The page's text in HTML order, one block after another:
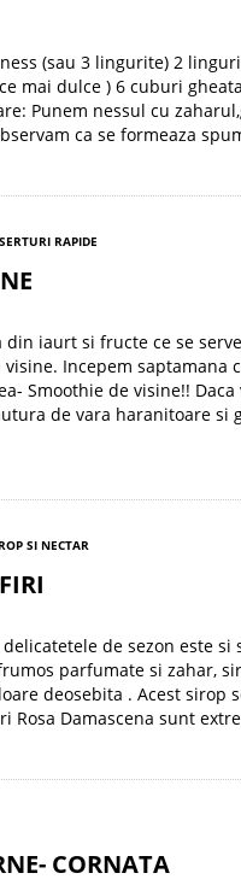
(sau 3 lingurite) 2
mai dulce ) 6 cuburi
Punem nessul cu
ca se formeaza
RAPIDE
iaurt si fructe ce se
Incepem saptamana
Smoothie de visine!!
de vara haranitoare si
SI NECTAR
de sezon este
parfumate si zahar,
deosebita . Acest sirop
Rosa Damascena sunt
CORNATA